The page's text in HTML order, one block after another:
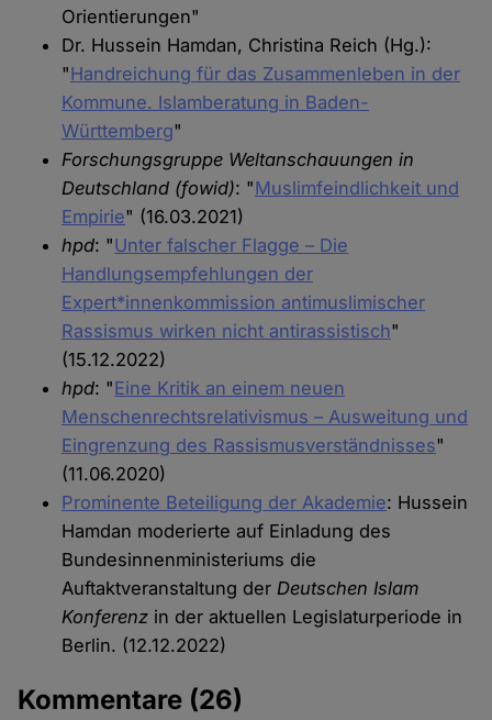
Orientierungen"
Dr. Hussein Hamdan, Christina Reich (Hg.):
"Handreichung für das Zusammenleben in der
Kommune. Islamberatung in Baden-
Württemberg"
Forschungsgruppe Weltanschauungen in
Deutschland (fowid): "Muslimfeindlichkeit und
Empirie" (16.03.2021)
hpd: "Unter falscher Flagge – Die
Handlungsempfehlungen der
Expert*innenkommission antimuslimischer
Rassismus wirken nicht antirassistisch"
(15.12.2022)
hpd: "Eine Kritik an einem neuen
Menschenrechtsrelativismus – Ausweitung und
Eingrenzung des Rassismusverständnisses"
(11.06.2020)
Prominente Beteiligung der Akademie: Hussein
Hamdan moderierte auf Einladung des
Bundesinnenministeriums die
Auftaktveranstaltung der Deutschen Islam
Konferenz in der aktuellen Legislaturperiode in
Berlin. (12.12.2022)
Kommentare (26)